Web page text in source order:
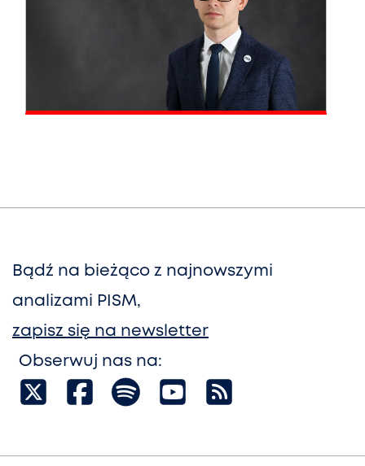
Bądź na bieżąco z najnowszymi
analizami PISM,
zapisz się na newsletter
Obserwuj nas na: